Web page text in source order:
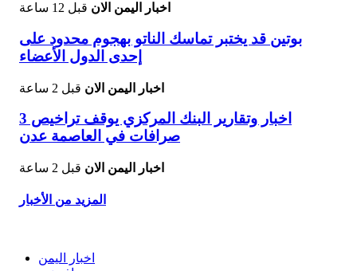
اخبار اليمن الان قبل 12 ساعة
بوتين قد يختبر تماسك الناتو بهجوم محدود على
إحدى الدول الأعضاء
اخبار اليمن الان قبل 2 ساعة
اخبار وتقارير البنك المركزي يوقف تراخيص 3
صرافات في العاصمة عدن
اخبار اليمن الان قبل 2 ساعة
المزيد من الأخبار
اخبار اليمن